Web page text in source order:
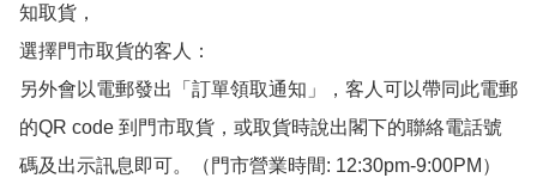
知取貨，
選擇門市取貨的客人：
另外會以電郵發出「訂單領取通知」，客人可以帶同此電郵
的QR code 到門市取貨，或取貨時說出閣下的聯絡電話號
碼及出示訊息即可。（門市營業時間: 12:30pm-9:00PM）